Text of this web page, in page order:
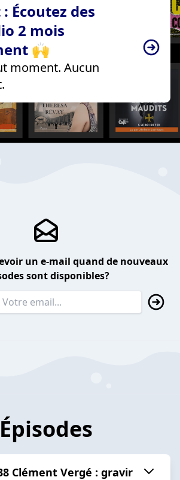
Écoutez des
2 mois
🙌
moment. Aucun
un e-mail quand de nouveaux
sont disponibles?
Épisodes
Clément Vergé : gravir